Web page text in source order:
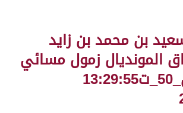
بن محمد بن زايد
المونديال زمول مسائي
شوط الكأس_50_ت13:29:55